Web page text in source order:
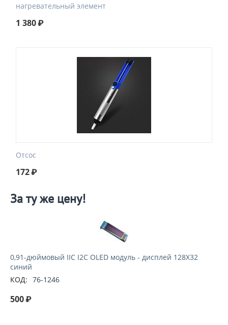
нагревательный элемент
1 380₽
Отсос
172₽
За ту же цену!
0,91-дюймовый IIC I2C OLED модуль - дисплей 128X32
синий
КОД: 76-1246
500₽